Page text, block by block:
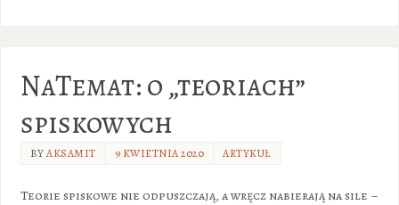
NaTemat: o „teoriach”
spiskowych
BYAKSAMIT 9 KWIETNIA 2020 ARTYKUŁ
Teorie spiskowe nie odpuszczają, a wręcz nabierają na sile –